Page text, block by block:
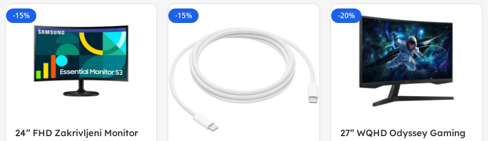
-15%
24” FHD Zakrivljeni Monitor
-15% -20%
27” WQHD Odyssey Gaming